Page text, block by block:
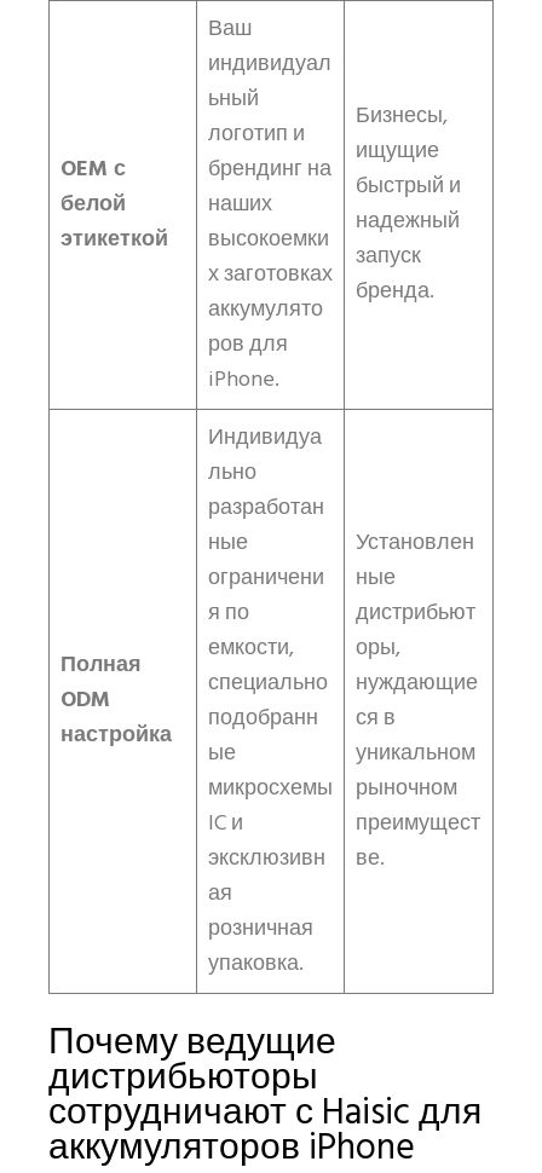
OEM с
белой
этикеткой
Ваш
индивидуал
ьный
логотип и
брендинг на
наших
высокоемки
х заготовках
аккумулято
ров для
iPhone.
Бизнесы,
ищущие
быстрый и
надежный
запуск
бренда.
Полная
ODM
настройка
Индивидуа
льно
разработан
ные
ограничени
я по
емкости,
специально
подобранн
ые
микросхемы
IC и
эксклюзивн
ая
розничная
упаковка.
Установлен
ные
дистрибьют
оры,
нуждающие
ся в
уникальном
рыночном
преимущест
ве.
Почему ведущие
дистрибьюторы
сотрудничают с Haisic для
аккумуляторов iPhone